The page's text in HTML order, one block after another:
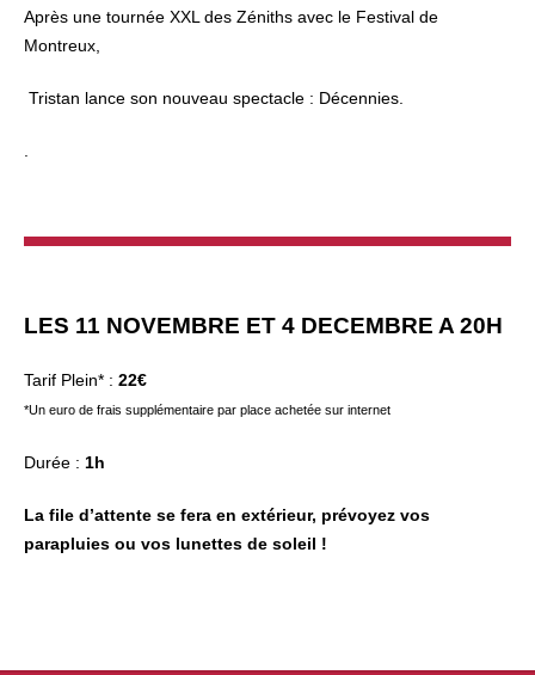
Après une tournée XXL des Zéniths avec le Festival de
Montreux,
Tristan lance son nouveau spectacle : Décennies.
LES 11 NOVEMBRE ET 4 DECEMBRE A 20H
Tarif Plein* : 22€
*Un euro de frais supplémentaire par place achetée sur internet
Durée : 1h
La file d’attente se fera en extérieur, prévoyez vos
parapluies ou vos lunettes de soleil !